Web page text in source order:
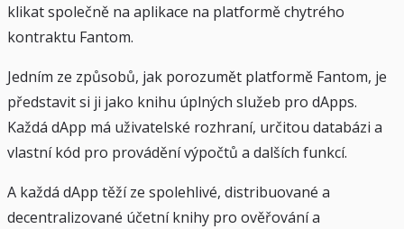
klikat společně na aplikace na platformě chytrého
kontraktu Fantom.
Jedním ze způsobů, jak porozumět platformě Fantom, je
představit si ji jako knihu úplných služeb pro dApps.
Každá dApp má uživatelské rozhraní, určitou databázi a
vlastní kód pro provádění výpočtů a dalších funkcí.
A každá dApp těží ze spolehlivé, distribuované a
decentralizované účetní knihy pro ověřování a